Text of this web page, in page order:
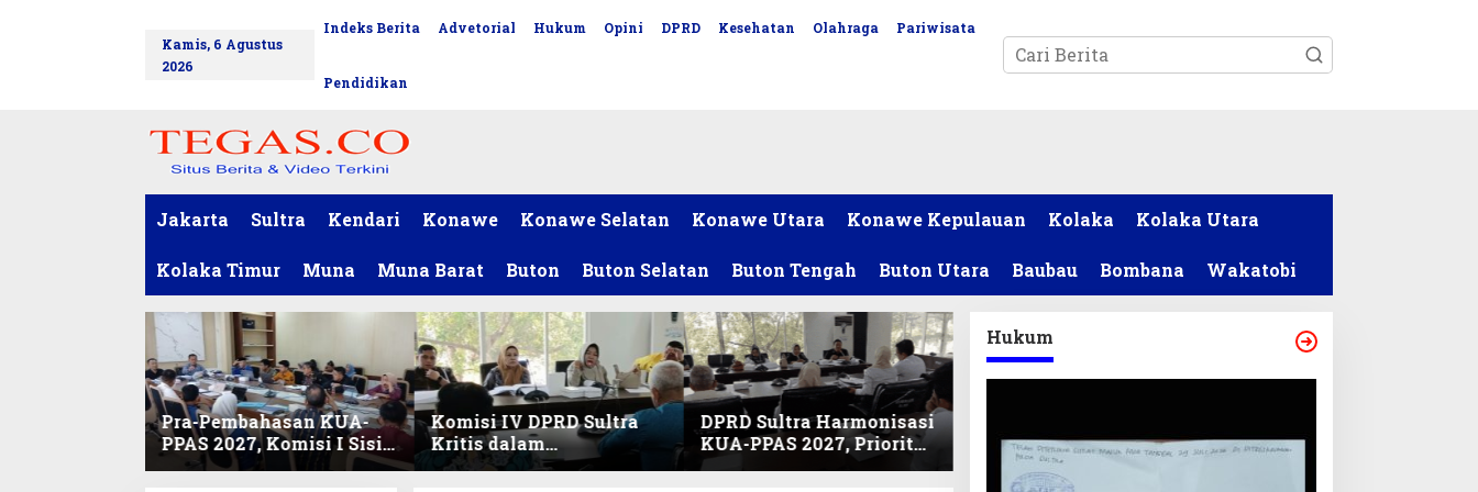
Kamis, 6 Agustus
2026
Indeks Berita Advetorial Hukum Opini DPRD Kesehatan Olahraga Pariwisata
Pendidikan
Jakarta Sultra Kendari Konawe Konawe Selatan Konawe Utara Konawe Kepulauan Kolaka Kolaka Utara
Kolaka Timur Muna Muna Barat Buton Buton Selatan Buton Tengah Buton Utara Baubau Bombana Wakatobi
Pra-Pembahasan KUA-
PPAS 2027, Komisi I Sisir
Program Prioritas
Komisi IV DPRD Sultra
Kritis dalam
Harmonisasi KUA-PPAS
DPRD Sultra Harmonisasi
KUA-PPAS 2027, Prioritas
Pendidikan, Kebudayaan,
Hukum